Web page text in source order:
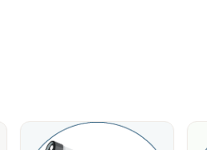
United Kingdom,